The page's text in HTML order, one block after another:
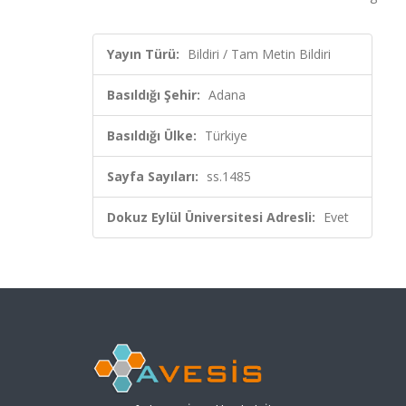
Yayın Türü: Bildiri / Tam Metin Bildiri
Basıldığı Şehir: Adana
Basıldığı Ülke: Türkiye
Sayfa Sayıları: ss.1485
Dokuz Eylül Üniversitesi Adresli: Evet